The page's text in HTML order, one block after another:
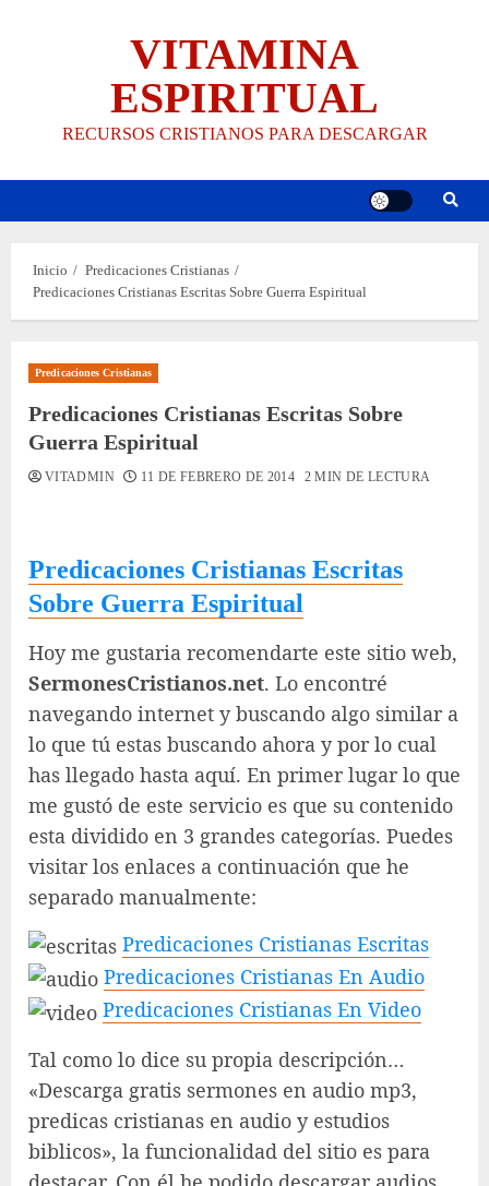
VITAMINA
ESPIRITUAL
RECURSOS CRISTIANOS PARA DESCARGAR
Inicio
Predicaciones Cristianas
Predicaciones Cristianas Escritas Sobre Guerra Espiritual
Predicaciones Cristianas
Predicaciones Cristianas Escritas Sobre
Guerra Espiritual
VITADMIN 11 DE FEBRERO DE 2014 2 MIN DE LECTURA
Predicaciones Cristianas Escritas
Sobre Guerra Espiritual
Hoy me gustaria recomendarte este sitio web,
SermonesCristianos.net. Lo encontré
navegando internet y buscando algo similar a
lo que tú estas buscando ahora y por lo cual
has llegado hasta aquí. En primer lugar lo que
me gustó de este servicio es que su contenido
esta dividido en 3 grandes categorías. Puedes
visitar los enlaces a continuación que he
separado manualmente:
Predicaciones Cristianas Escritas
Predicaciones Cristianas En Audio
Predicaciones Cristianas En Video
Tal como lo dice su propia descripción…
«Descarga gratis sermones en audio mp3,
predicas cristianas en audio y estudios
biblicos», la funcionalidad del sitio es para